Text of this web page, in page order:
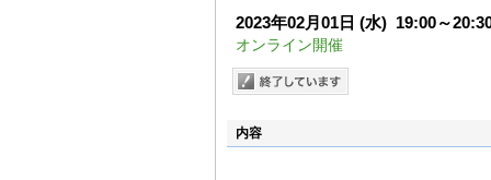
2023年02月01日 (水) 19:00～
オンライン開催
内容